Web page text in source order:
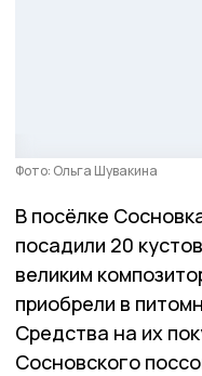
Фото: Ольга Шувакина
В посёлке
посадили 20
великим
приобрели в
Средства на их
Сосновского